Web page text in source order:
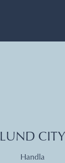
LUND CITY
Handla